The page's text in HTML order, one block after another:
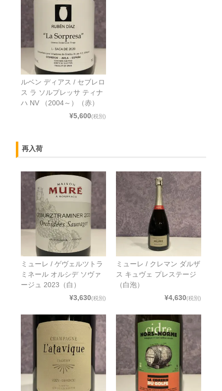
ルベン ディアス / セブレロ
ス ラ ソルプレッサ ティナ
ハ NV （2004～）（赤）
¥5,600(税別)
再入荷
ミューレ / ゲヴェルツトラ
ミネール オルシデ ソヴァ
ージュ 2023（白）
¥3,630(税別)
ミューレ / クレマン ダルザ
ス キュヴェ プレステージ
（白泡）
¥4,630(税別)